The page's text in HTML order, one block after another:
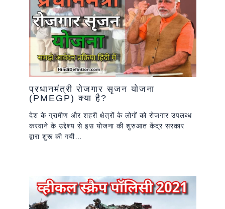
प्रधानमंत्री रोजगार सृजन योजना
(PMEGP) क्या है?
देश के ग्रामीण और शहरी क्षेत्रों के लोगों को रोजगार उपलब्ध
करवाने के उद्देश्य से इस योजना की शुरुआत केंद्र सरकार
द्वारा शुरू की गयी…